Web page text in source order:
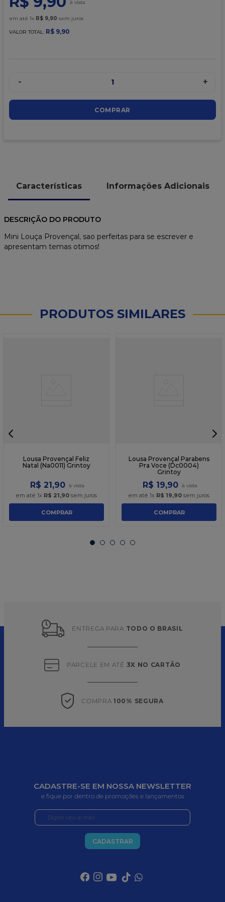
em até 1x R$ 9,90 sem juros
VALOR TOTAL: R$ 9,90
- 1 +
COMPRAR
Características Informações Adicionais
DESCRIÇÃO DO PRODUTO
Mini Louça Provençal, sao perfeitas para se escrever e
apresentam temas otimos!
PRODUTOS SIMILARES
Lousa Provençal Feliz
Natal (Na0011) Grintoy
R$ 21 ,90
em até 1x R$ 21,90 sem juros
COMPRAR
Lousa Provençal Parabens
Pra Voce (Dc0004)
Grintoy
R$ 19,90
em até 1x R$ 19,90 sem juros
COMPRAR
ENTREGA PARA TODO O BRASIL
PARCELE EM ATÉ 3X NO CARTÃO
COMPRA 100% SEGURA
CADASTRE-SE EM NOSSA NEWSLETTER
e fique por dentro de promoções e lançamentos
CADASTRAR
9º
granulado
10º chocolate